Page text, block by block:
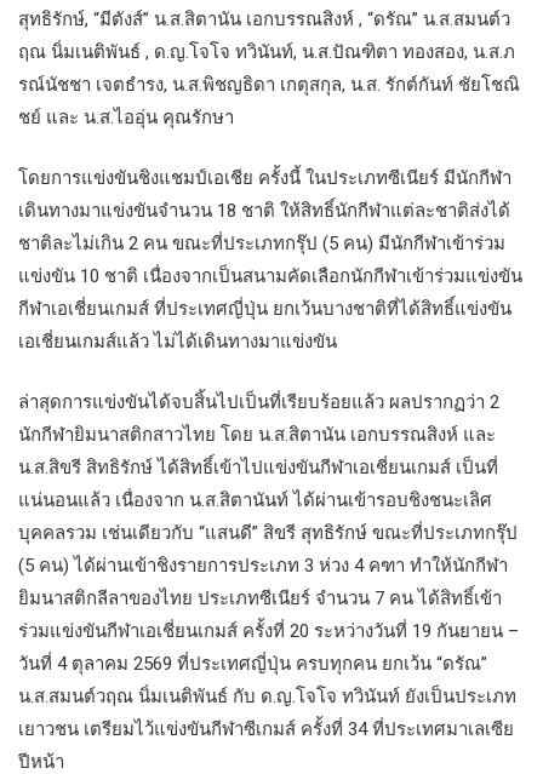
สุทธิรักษ์, “มีตังส์” น.ส.สิตานัน เอกบรรณสิงห์ , “ดรัณ” น.ส.สมนต์ว
ฤณ นิ่มเนติพันธ์ , ด.ญ.โจโจ ทวินันท์, น.ส.ปัณฑิตา ทองสอง, น.ส.ภ
รณ์นัชชา เจตธำรง, น.ส.พิชญธิดา เกตุสกุล, น.ส. รักต์กันท์ ชัยโชณิ
ชย์ และ น.ส.ไออุ่น คุณรักษา
โดยการแข่งขันชิงแชมป์เอเชีย ครั้งนี้ ในประเภทซีเนียร์ มีนักกีฬา
เดินทางมาแข่งขันจำนวน 18 ชาติ ให้สิทธิ์นักกีฬาแต่ละชาติส่งได้
ชาติละไม่เกิน 2 คน ขณะที่ประเภทกรุ๊ป (5 คน) มีนักกีฬาเข้าร่วม
แข่งขัน 10 ชาติ เนื่องจากเป็นสนามคัดเลือกนักกีฬาเข้าร่วมแข่งขัน
กีฬาเอเชี่ยนเกมส์ ที่ประเทศญี่ปุ่น ยกเว้นบางชาติที่ได้สิทธิ์แข่งขัน
เอเชี่ยนเกมส์แล้ว ไม่ได้เดินทางมาแข่งขัน
ล่าสุดการแข่งขันได้จบสิ้นไปเป็นที่เรียบร้อยแล้ว ผลปรากฏว่า 2
นักกีฬายิมนาสติกสาวไทย โดย น.ส.สิตานัน เอกบรรณสิงห์ และ
น.ส.สิขรี สิทธิรักษ์ ได้สิทธิ์เข้าไปแข่งขันกีฬาเอเชี่ยนเกมส์ เป็นที่
แน่นอนแล้ว เนื่องจาก น.ส.สิตานันท์ ได้ผ่านเข้ารอบชิงชนะเลิศ
บุคคลรวม เช่นเดียวกับ “แสนดี” สิขรี สุทธิรักษ์ ขณะที่ประเภทกรุ๊ป
(5 คน) ได้ผ่านเข้าชิงรายการประเภท 3 ห่วง 4 คฑา ทำให้นักกีฬา
ยิมนาสติกลีลาของไทย ประเภทซีเนียร์ จำนวน 7 คน ได้สิทธิ์เข้า
ร่วมแข่งขันกีฬาเอเชี่ยนเกมส์ ครั้งที่ 20 ระหว่างวันที่ 19 กันยายน –
วันที่ 4 ตุลาคม 2569 ที่ประเทศญี่ปุ่น ครบทุกคน ยกเว้น “ดรัณ”
น.ส.สมนต์วฤณ นิ่มเนติพันธ์ กับ ด.ญ.โจโจ ทวินันท์ ยังเป็นประเภท
เยาวชน เตรียมไว้แข่งขันกีฬาซีเกมส์ ครั้งที่ 34 ที่ประเทศมาเลเซีย
ปีหน้า